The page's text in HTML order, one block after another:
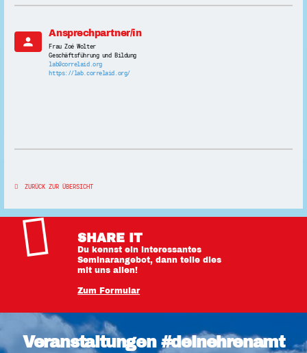
person
Ansprechpartner/in
Frau Zoé Wolter
Geschäftsführung und Bildung
lab@correlaid.org
https://lab.correlaid.org/
ZURÜCK ZUR ÜBERSICHT
SHARE IT
Du kennst ein interessantes
Seminarangebot, dann teile dies
mit uns allen!
Zum Formular
Veranstaltungen #deinehrenamt